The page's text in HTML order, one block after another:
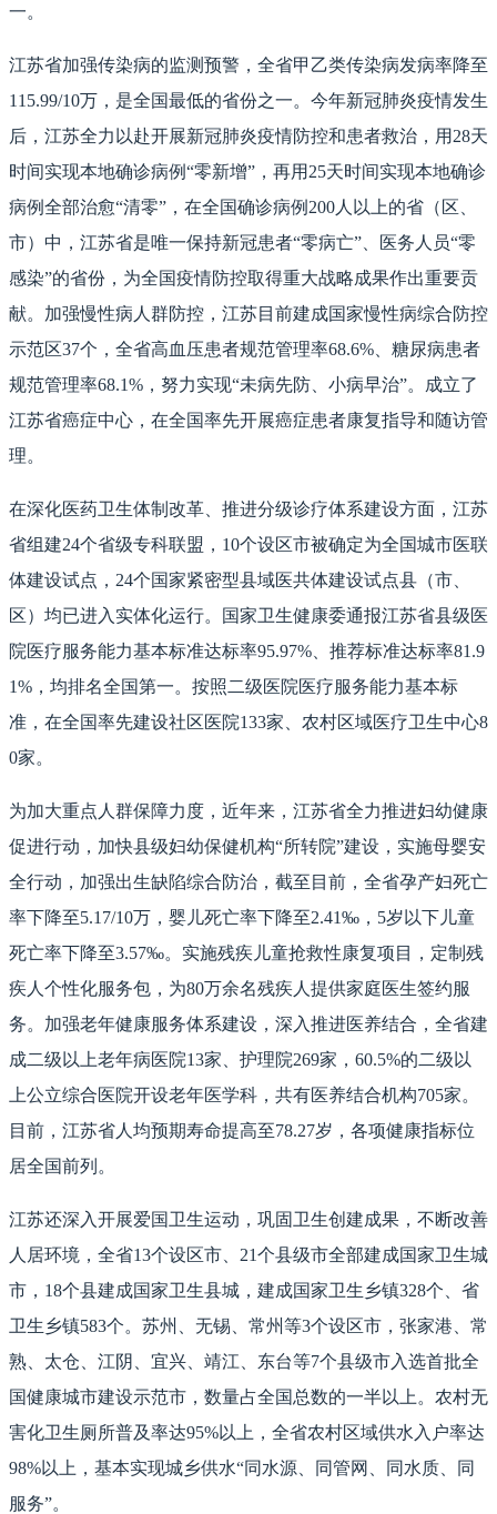
一。
江苏省加强传染病的监测预警，全省甲乙类传染病发病率降至
115.99/10万，是全国最低的省份之一。今年新冠肺炎疫情发生
后，江苏全力以赴开展新冠肺炎疫情防控和患者救治，用28天
时间实现本地确诊病例“零新增”，再用25天时间实现本地确诊
病例全部治愈“清零”，在全国确诊病例200人以上的省（区、
市）中，江苏省是唯一保持新冠患者“零病亡”、医务人员“零
感染”的省份，为全国疫情防控取得重大战略成果作出重要贡
献。加强慢性病人群防控，江苏目前建成国家慢性病综合防控
示范区37个，全省高血压患者规范管理率68.6%、糖尿病患者
规范管理率68.1%，努力实现“未病先防、小病早治”。成立了
江苏省癌症中心，在全国率先开展癌症患者康复指导和随访管
理。
在深化医药卫生体制改革、推进分级诊疗体系建设方面，江苏
省组建24个省级专科联盟，10个设区市被确定为全国城市医联
体建设试点，24个国家紧密型县域医共体建设试点县（市、
区）均已进入实体化运行。国家卫生健康委通报江苏省县级医
院医疗服务能力基本标准达标率95.97%、推荐标准达标率81.9
1%，均排名全国第一。按照二级医院医疗服务能力基本标
准，在全国率先建设社区医院133家、农村区域医疗卫生中心8
0家。
为加大重点人群保障力度，近年来，江苏省全力推进妇幼健康
促进行动，加快县级妇幼保健机构“所转院”建设，实施母婴安
全行动，加强出生缺陷综合防治，截至目前，全省孕产妇死亡
率下降至5.17/10万，婴儿死亡率下降至2.41‰，5岁以下儿童
死亡率下降至3.57‰。实施残疾儿童抢救性康复项目，定制残
疾人个性化服务包，为80万余名残疾人提供家庭医生签约服
务。加强老年健康服务体系建设，深入推进医养结合，全省建
成二级以上老年病医院13家、护理院269家，60.5%的二级以
上公立综合医院开设老年医学科，共有医养结合机构705家。
目前，江苏省人均预期寿命提高至78.27岁，各项健康指标位
居全国前列。
江苏还深入开展爱国卫生运动，巩固卫生创建成果，不断改善
人居环境，全省13个设区市、21个县级市全部建成国家卫生城
市，18个县建成国家卫生县城，建成国家卫生乡镇328个、省
卫生乡镇583个。苏州、无锡、常州等3个设区市，张家港、常
熟、太仓、江阴、宜兴、靖江、东台等7个县级市入选首批全
国健康城市建设示范市，数量占全国总数的一半以上。农村无
害化卫生厕所普及率达95%以上，全省农村区域供水入户率达
98%以上，基本实现城乡供水“同水源、同管网、同水质、同
服务”。